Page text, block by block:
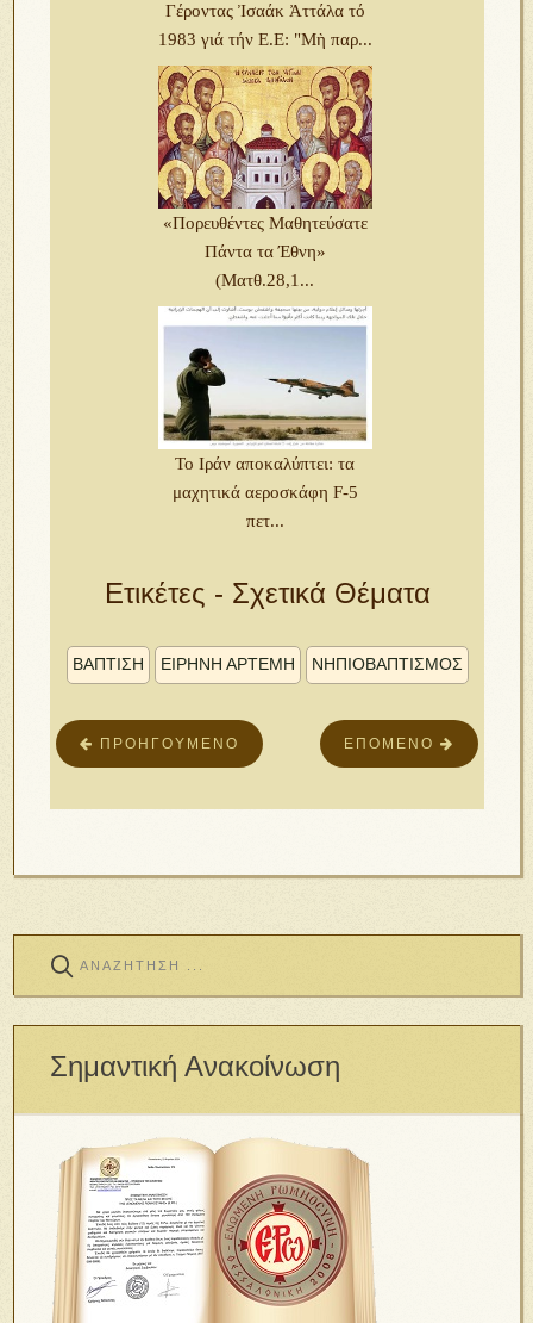
Γέροντας Ἰσαάκ Ἀττάλα τό
1983 γιά τήν Ε.Ε: "Μὴ παρ...
«Πορευθέντες Μαθητεύσατε
Πάντα τα Έθνη»
(Ματθ.28,1...
Το Ιράν αποκαλύπτει: τα
μαχητικά αεροσκάφη F-5
πετ...
Ετικέτες - Σχετικά Θέματα
ΒΑΠΤΙΣΗ ΕΙΡΗΝΗ ΑΡΤΕΜΗ ΝΗΠΙΟΒΑΠΤΙΣΜΌΣ
ΕΠΌΜΕΝΟ
ΠΡΟΗΓΟΎΜΕΝΟ
Σημαντική Ανακοίνωση